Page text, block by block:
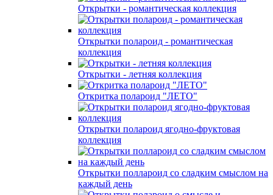
Открытки - романтическая коллекция
Открытки полароид - романтическая
коллекция
Открытки - летняя коллекция
Откритка полароид "ЛЕТО"
Открытки полароид ягодно-фруктовая
коллекция
Открытки поллароид со сладким смыслом на
каждый день